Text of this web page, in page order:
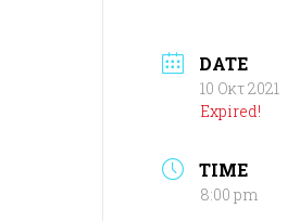
DATE
10 Οκτ 2021
Expired!
TIME
8:00 pm